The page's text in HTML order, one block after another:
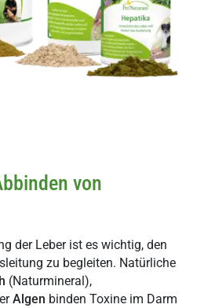
von
der Leber ist es wichtig, den
zu begleiten. Natürliche
(Naturmineral),
Algen binden Toxine im Darm